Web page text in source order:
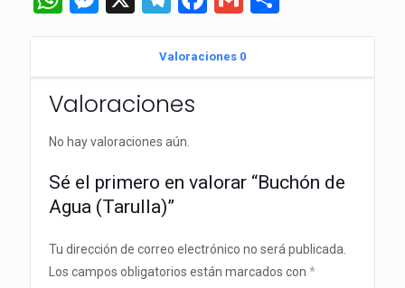
Valoraciones 0
Valoraciones
No hay valoraciones aún.
Sé el primero en valorar “Buchón de
Agua (Tarulla)”
Tu dirección de correo electrónico no será publicada.
Los campos obligatorios están marcados con *